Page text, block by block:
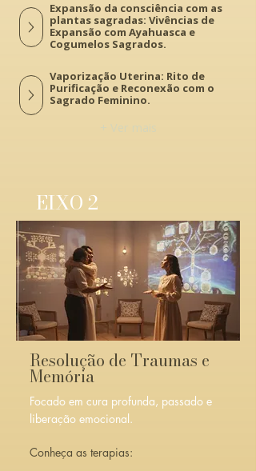
Expansão da consciência com as
plantas sagradas: Vivências de
Expansão com Ayahuasca e
Cogumelos Sagrados.
Vaporização Uterina: Rito de
Purificação e Reconexão com o
Sagrado Feminino.
EIXO 2
Resolução de Traumas e
Memória
Focado em cura profunda, passado e
liberação emocional.
Conheça as terapias: